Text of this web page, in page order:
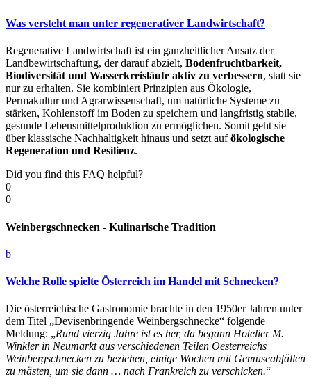
Was versteht man unter regenerativer Landwirtschaft?
Regenerative Landwirtschaft ist ein ganzheitlicher Ansatz der
Landbewirtschaftung, der darauf abzielt, Bodenfruchtbarkeit,
Biodiversität und Wasserkreisläufe aktiv zu verbessern, statt sie
nur zu erhalten. Sie kombiniert Prinzipien aus Ökologie,
Permakultur und Agrarwissenschaft, um natürliche Systeme zu
stärken, Kohlenstoff im Boden zu speichern und langfristig stabile,
gesunde Lebensmittelproduktion zu ermöglichen. Somit geht sie
über klassische Nachhaltigkeit hinaus und setzt aufökologische
Regeneration und Resilienz.
Did you find this FAQ helpful?
0
0
Weinbergschnecken - Kulinarische Tradition
b
Welche Rolle spielte Österreich im Handel mit Schnecken?
Die österreichische Gastronomie brachte in den 1950er Jahren unter
dem Titel „Devisenbringende Weinbergschnecke“ folgende
Meldung: „Rund vierzig Jahre ist es her, da begann Hotelier M.
Winkler in Neumarkt aus verschiedenen Teilen Oesterreichs
Weinbergschnecken zu beziehen, einige Wochen mit Gemüseabfällen
zu mästen, um sie dann … nach Frankreich zu verschicken.“